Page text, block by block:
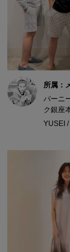
所属：
バーニ
ク銀座
YUSEI